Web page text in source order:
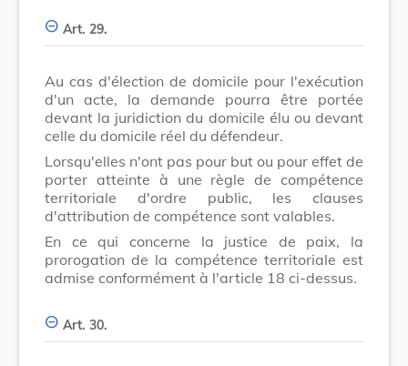
Art. 29.
Au cas d'élection de domicile pour l'exécution
d'un acte, la demande pourra être portée
devant la juridiction du domicile élu ou devant
celle du domicile réel du défendeur.
Lorsqu'elles n'ont pas pour but ou pour effet de
porter atteinte à une règle de compétence
territoriale d'ordre public, les clauses
d'attribution de compétence sont valables.
En ce qui concerne la justice de paix, la
prorogation de la compétence territoriale est
admise conformément à l'article 18 ci-dessus.
Art. 30.